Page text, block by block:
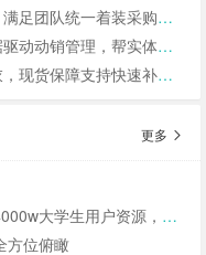
团队统一着装采购需求
理，帮实体商家轻量化运营
快速补货，寻求b端商家合作
更多
长，需求符合大学生日常消费的产品，可保RIO
方位俯瞰